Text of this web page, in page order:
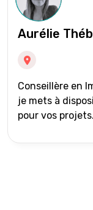
Aurélie
Conseillère en
je mets à
pour vos projets.